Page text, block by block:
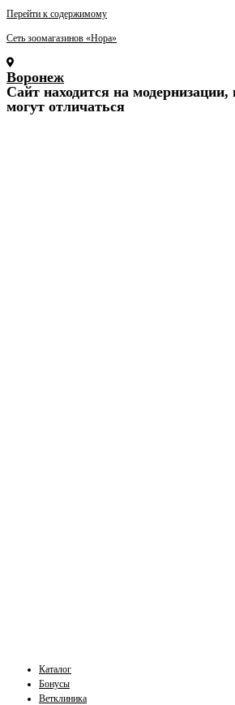
Перейти к содержимому
Сеть зоомагазинов «Нора»
Воронеж
Cайт находится на
могут отличаться
Каталог
Бонусы
Ветклиника